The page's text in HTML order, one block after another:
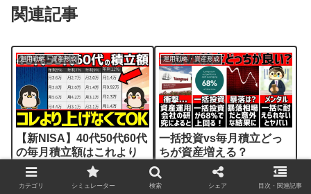
関連記事
運用戦略・資産形成
【新NISA】40代50代60代
の毎月積立額はこれより
上げなくてOK！おすすめ
積立額をシミュレーショ
運用戦略・資産形成
一括投資vs毎月積立どっ
ちが資産増える？
Vanguardの研究レポート
から結果を解説
カテゴリ シミュレーター 検索 シェア 目次・関連記事